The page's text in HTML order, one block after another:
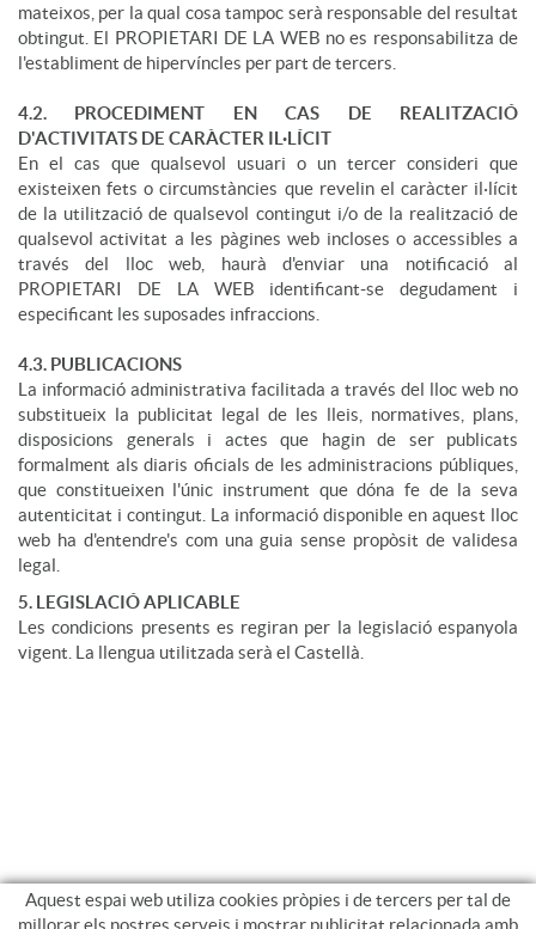
mateixos, per la qual cosa tampoc serà responsable del resultat
obtingut. El PROPIETARI DE LA WEB no es responsabilitza de
l'establiment de hipervíncles per part de tercers.
4.2. PROCEDIMENT EN CAS DE REALITZACIÓ
D'ACTIVITATS DE CARÀCTER IL·LÍCIT
En el cas que qualsevol usuari o un tercer consideri que
existeixen fets o circumstàncies que revelin el caràcter il·lícit
de la utilització de qualsevol contingut i/o de la realització de
qualsevol activitat a les pàgines web incloses o accessibles a
través del lloc web, haurà d'enviar una notificació al
PROPIETARI DE LA WEB identificant-se degudament i
especificant les suposades infraccions.
4.3. PUBLICACIONS
La informació administrativa facilitada a través del lloc web no
substitueix la publicitat legal de les lleis, normatives, plans,
disposicions generals i actes que hagin de ser publicats
formalment als diaris oficials de les administracions públiques,
que constitueixen l'únic instrument que dóna fe de la seva
autenticitat i contingut. La informació disponible en aquest lloc
web ha d'entendre's com una guia sense propòsit de validesa
legal.
5. LEGISLACIÓ APLICABLE
Les condicions presents es regiran per la legislació espanyola
vigent. La llengua utilitzada serà el Castellà.
Aquest espai web utiliza cookies pròpies i de tercers per tal de
millorar els nostres serveis i mostrar publicitat relacionada amb